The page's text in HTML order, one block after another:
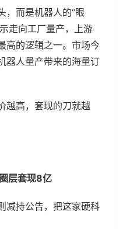
，而是机器人的“眼
走向工厂量产，上游
高的逻辑之一。市场今
器人量产带来的海量订
越高，套现的刀就越
层套现8亿
减持公告，把这家硬科